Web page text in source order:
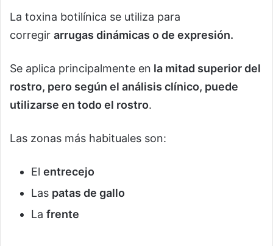
La toxina botilínica se utiliza para
corregir arrugas dinámicas o de expresión.
Se aplica principalmente en la mitad superior del
rostro, pero según el análisis clínico, puede
utilizarse en todo el rostro.
Las zonas más habituales son:
El entrecejo
Las patas de gallo
La frente